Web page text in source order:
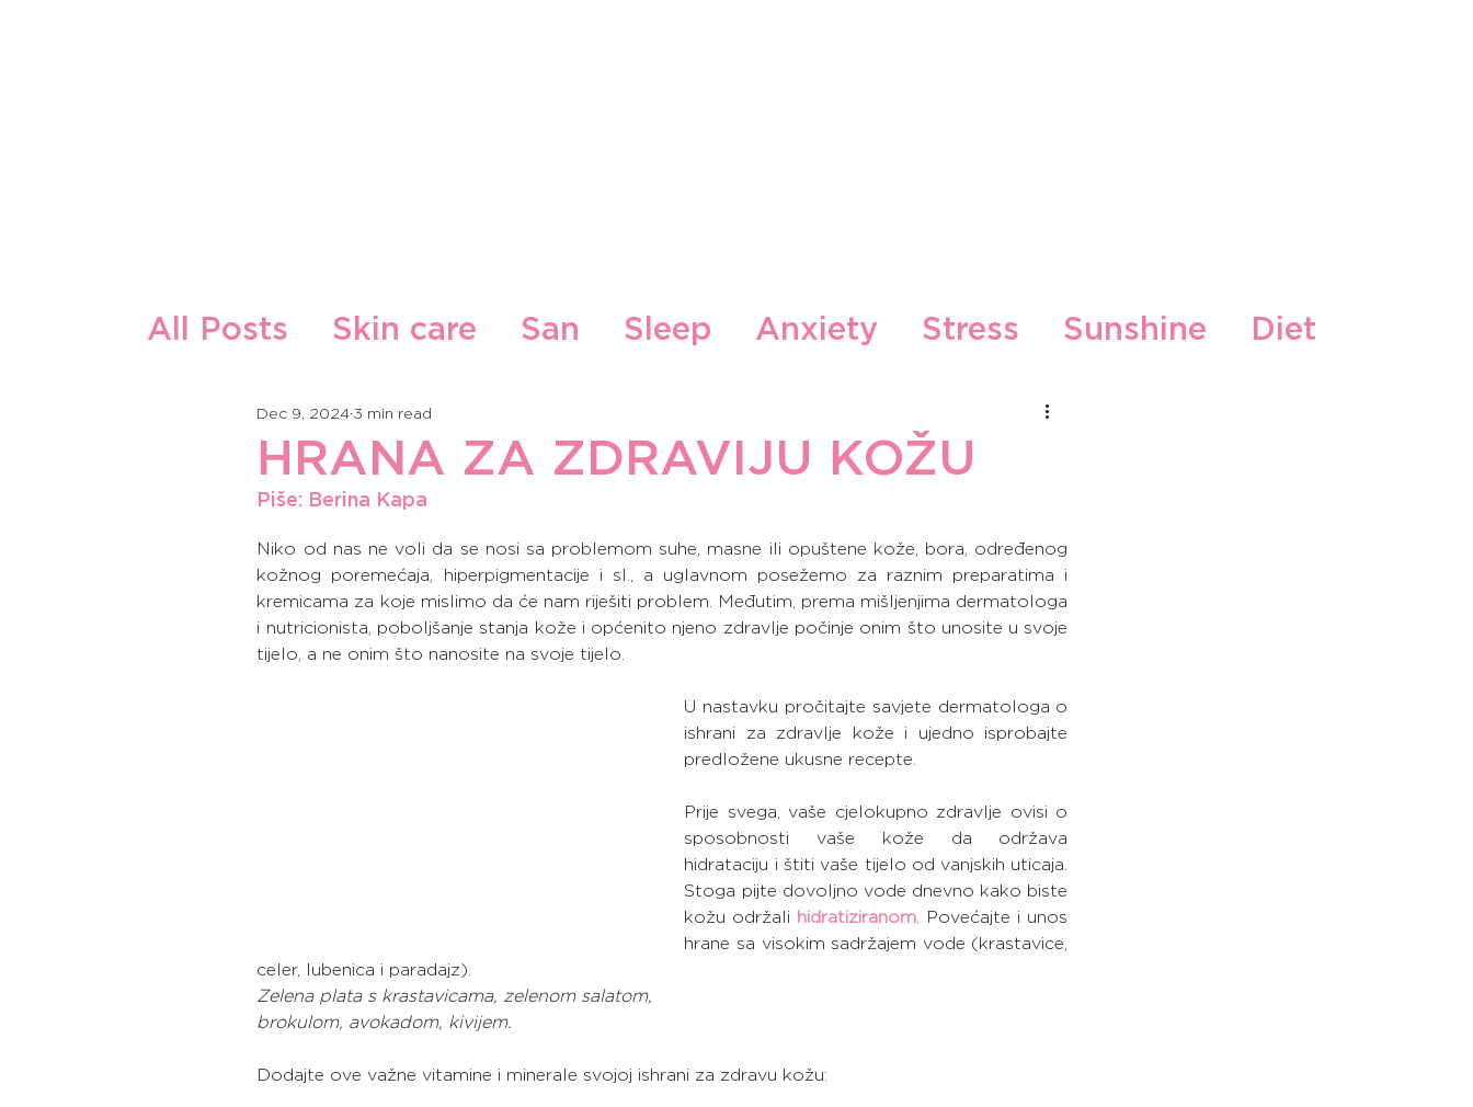
All Posts Skin care San Sleep Anxiety Stress Sunshine Diet
Guest Writers Gljiva
HRANA ZA ZDRAVIJU KOŽU
Dec 9, 2024 3 min read
Piše: Berina Kapa
Niko od nas ne voli da se nosi sa problemom suhe, masne ili opuštene kože, bora, određenog
kožnog poremećaja, hiperpigmentacije i sl., a uglavnom posežemo za raznim preparatima i
kremicama za koje mislimo da će nam riješiti problem. Međutim, prema mišljenjima dermatologa
i nutricionista, poboljšanje stanja kože i općenito njeno zdravlje počinje onim što unosite u svoje
tijelo, a ne onim što nanosite na svoje tijelo.
U nastavku pročitajte savjete dermatologa o
ishrani za zdravlje kože i ujedno isprobajte
predložene ukusne recepte.
Prije svega, vaše cjelokupno zdravlje ovisi o
sposobnosti vaše kože da održava
hidrataciju i štiti vaše tijelo od vanjskih uticaja.
Stoga pijte dovoljno vode dnevno kako biste
kožu održali hidratiziranom. Povećajte i unos
hrane sa visokim sadržajem vode (krastavice,
celer, lubenica i paradajz).
Zelena plata s krastavicama, zelenom salatom,
brokulom, avokadom, kivijem.
Dodajte ove važne vitamine i minerale svojoj ishrani za zdravu kožu: